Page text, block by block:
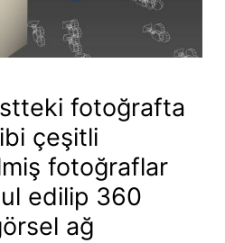
fotoğrafta
çeşitli
fotoğraflar
edilip 360
ağ